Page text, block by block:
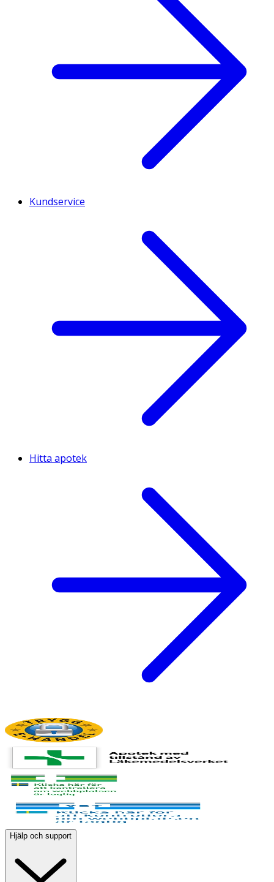
Kundservice
Hitta apotek
Hjälp och support